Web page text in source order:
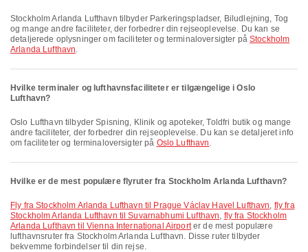
Stockholm Arlanda Lufthavn tilbyder Parkeringspladser, Biludlejning, Tog
og mange andre faciliteter, der forbedrer din rejseoplevelse. Du kan se
detaljerede oplysninger om faciliteter og terminaloversigter på Stockholm
Arlanda Lufthavn.
Hvilke terminaler og lufthavnsfaciliteter er tilgængelige i Oslo
Lufthavn?
Oslo Lufthavn tilbyder Spisning, Klinik og apoteker, Toldfri butik og mange
andre faciliteter, der forbedrer din rejseoplevelse. Du kan se detaljeret info
om faciliteter og terminaloversigter på Oslo Lufthavn.
Hvilke er de mest populære flyruter fra Stockholm Arlanda Lufthavn?
fly fra Stockholm Arlanda Lufthavn til Prague Václav Havel Lufthavn, fly fra
Stockholm Arlanda Lufthavn til Suvarnabhumi Lufthavn, fly fra Stockholm
Arlanda Lufthavn til Vienna International Airporter de mest populære
lufthavnsruter fra Stockholm Arlanda Lufthavn. Disse ruter tilbyder
bekvemme forbindelser til din rejse.